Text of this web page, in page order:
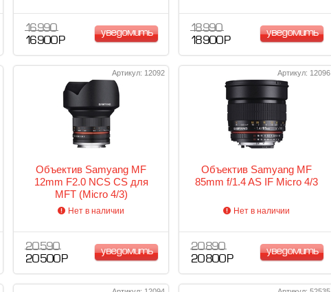
16 990
16 900 Р
уведомить
18 990
18 900 Р
уведомить
Артикул: 12092
Объектив Samyang MF
12mm F2.0 NCS CS для
MFT (Micro 4/3)
Нет в наличии
20 590
20 500 Р
уведомить
Артикул: 12096
Объектив Samyang MF
85mm f/1.4 AS IF Micro 4/3
Нет в наличии
20 890
20 800 Р
уведомить